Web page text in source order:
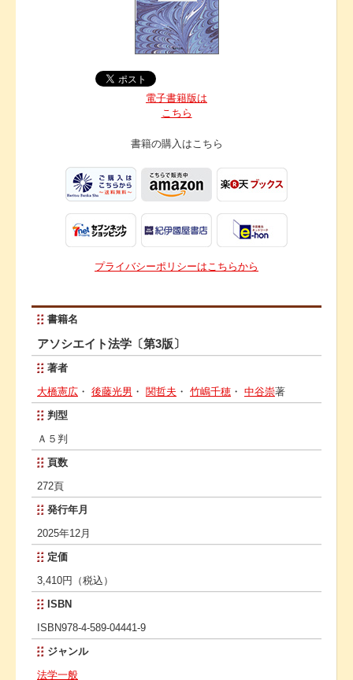
電子書籍版は
こちら
書籍の購入はこちら
プライバシーポリシーはこちらから
書籍名
アソシエイト法学〔第3版〕
著者
大橋憲広 ・ 後藤光男 ・ 関哲夫 ・ 竹嶋千穂 ・ 中谷崇著
判型
Ａ５判
頁数
272頁
発行年月
2025年12月
定価
3,410円（税込）
ISBN
ISBN978-4-589-04441-9
ジャンル
法学一般